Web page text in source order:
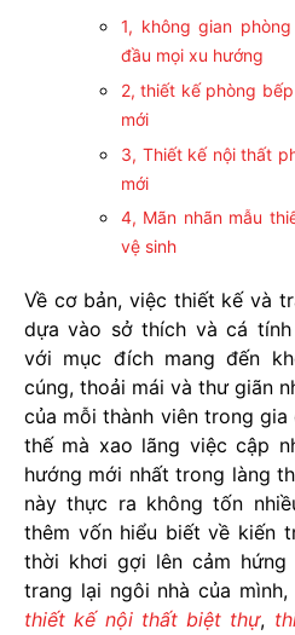
1, không gian
đầu mọi xu hướng
2, thiết kế phòng
mới
3, Thiết kế nội thất
mới
4, Mãn nhãn mẫu
vệ sinh
Về cơ bản, việc thiết kế và
dựa vào sở thích và cá
với mục đích mang đến
cúng, thoải mái và thư giãn
của mỗi thành viên trong gia
thế mà xao lãng việc cập
hướng mới nhất trong làng
này thực ra không tốn
thêm vốn hiểu biết về kiến
thời khơi gợi lên cảm
trang lại ngôi nhà của
thiết kế nội thất biệt thự,